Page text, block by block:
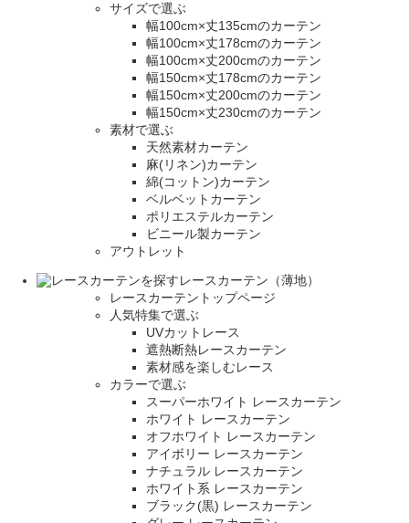
サイズで選ぶ
幅100cm×丈135cmのカーテン
幅100cm×丈178cmのカーテン
幅100cm×丈200cmのカーテン
幅150cm×丈178cmのカーテン
幅150cm×丈200cmのカーテン
幅150cm×丈230cmのカーテン
素材で選ぶ
天然素材カーテン
麻(リネン)カーテン
綿(コットン)カーテン
ベルベットカーテン
ポリエステルカーテン
ビニール製カーテン
アウトレット
レースカーテン（薄地）
レースカーテントップページ
人気特集で選ぶ
UVカットレース
遮熱断熱レースカーテン
素材感を楽しむレース
カラーで選ぶ
スーパーホワイト レースカーテン
ホワイト レースカーテン
オフホワイト レースカーテン
アイボリー レースカーテン
ナチュラル レースカーテン
ホワイト系 レースカーテン
ブラック(黒) レースカーテン